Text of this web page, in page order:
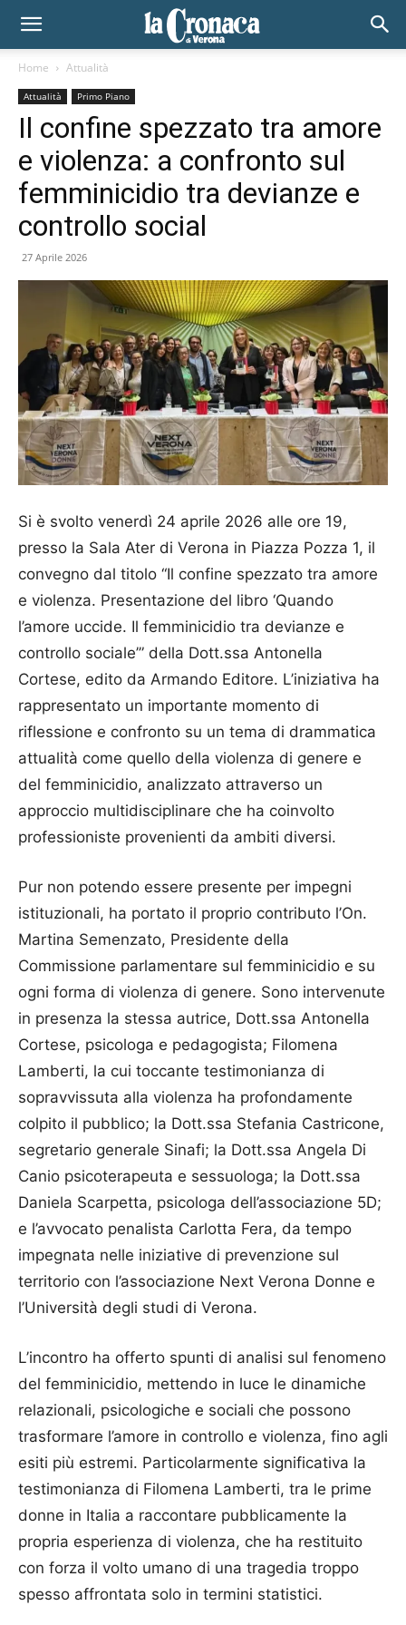
Home Attualità
Attualità Primo Piano
Il confine spezzato tra amore
e violenza: a confronto sul
femminicidio tra devianze e
controllo social
27 Aprile 2026
Si è svolto venerdì 24 aprile 2026 alle ore 19,
presso la Sala Ater di Verona in Piazza Pozza 1, il
convegno dal titolo “Il confine spezzato tra amore
e violenza. Presentazione del libro ‘Quando
l’amore uccide. Il femminicidio tra devianze e
controllo sociale’” della Dott.ssa Antonella
Cortese, edito da Armando Editore. L’iniziativa ha
rappresentato un importante momento di
riflessione e confronto su un tema di drammatica
attualità come quello della violenza di genere e
del femminicidio, analizzato attraverso un
approccio multidisciplinare che ha coinvolto
professioniste provenienti da ambiti diversi.
Pur non potendo essere presente per impegni
istituzionali, ha portato il proprio contributo l’On.
Martina Semenzato, Presidente della
Commissione parlamentare sul femminicidio e su
ogni forma di violenza di genere. Sono intervenute
in presenza la stessa autrice, Dott.ssa Antonella
Cortese, psicologa e pedagogista; Filomena
Lamberti, la cui toccante testimonianza di
sopravvissuta alla violenza ha profondamente
colpito il pubblico; la Dott.ssa Stefania Castricone,
segretario generale Sinafi; la Dott.ssa Angela Di
Canio psicoterapeuta e sessuologa; la Dott.ssa
Daniela Scarpetta, psicologa dell’associazione 5D;
e l’avvocato penalista Carlotta Fera, da tempo
impegnata nelle iniziative di prevenzione sul
territorio con l’associazione Next Verona Donne e
l’Università degli studi di Verona.
L’incontro ha offerto spunti di analisi sul fenomeno
del femminicidio, mettendo in luce le dinamiche
relazionali, psicologiche e sociali che possono
trasformare l’amore in controllo e violenza, fino agli
esiti più estremi. Particolarmente significativa la
testimonianza di Filomena Lamberti, tra le prime
donne in Italia a raccontare pubblicamente la
propria esperienza di violenza, che ha restituito
con forza il volto umano di una tragedia troppo
spesso affrontata solo in termini statistici.